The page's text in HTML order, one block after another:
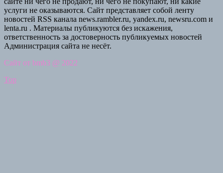
услуги не оказываются. Сайт представляет собой ленту
новостей RSS канала news.rambler.ru, yandex.ru, newsru.com и
lenta.ru . Материалы публикуются без искажения,
ответственность за достоверность публикуемых новостей
Администрация сайта не несёт.
Сайт от bmb3 @ 2022
Top